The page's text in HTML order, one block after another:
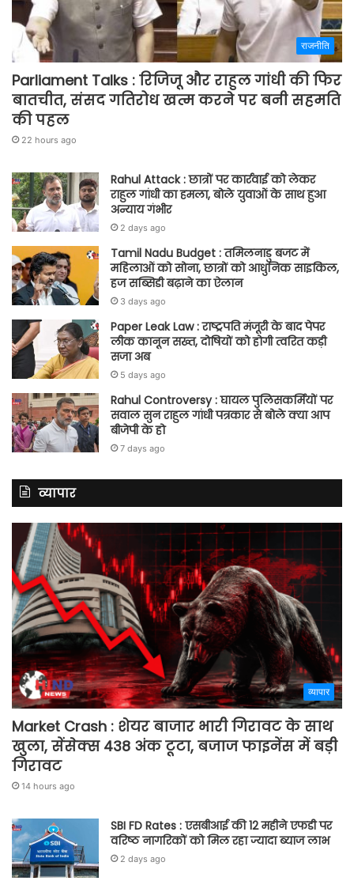
राजनीति
Parliament Talks : रिजिजू और राहुल गांधी की फिर
बातचीत, संसद गतिरोध खत्म करने पर बनी सहमति
की पहल
22 hours ago
Rahul Attack : छात्रों पर कार्रवाई को लेकर
राहुल गांधी का हमला, बोले युवाओं के साथ हुआ
अन्याय गंभीर
2 days ago
Tamil Nadu Budget : तमिलनाडु बजट में
महिलाओं को सोना, छात्रों को आधुनिक साइकिल,
हज सब्सिडी बढ़ाने का ऐलान
3 days ago
Paper Leak Law : राष्ट्रपति मंजूरी के बाद पेपर
लीक कानून सख्त, दोषियों को होगी त्वरित कड़ी
सजा अब
5 days ago
Rahul Controversy : घायल पुलिसकर्मियों पर
सवाल सुन राहुल गांधी पत्रकार से बोले क्या आप
बीजेपी के हो
7 days ago
व्यापार
व्यापार
Market Crash : शेयर बाजार भारी गिरावट के साथ
खुला, सेंसेक्स 438 अंक टूटा, बजाज फाइनेंस में बड़ी
गिरावट
14 hours ago
SBI FD Rates : एसबीआई की 12 महीने एफडी पर
वरिष्ठ नागरिकों को मिल रहा ज्यादा ब्याज लाभ
2 days ago